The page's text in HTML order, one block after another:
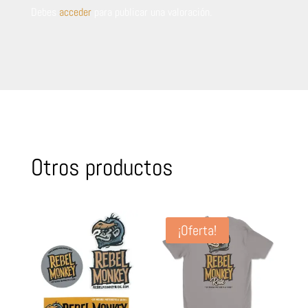
accederpara publicar una valoración.
Otros productos
¡Oferta!